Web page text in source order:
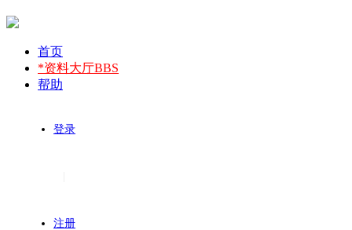
首页
*资料大厅BBS
帮助
登录
注册